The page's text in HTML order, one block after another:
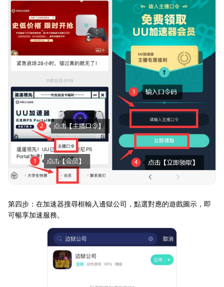
第四步：在加速器搜尋框輸入邊獄公司，點選對應的遊戲圖示，即
可暢享加速服務。